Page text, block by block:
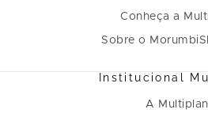
Conheça a
Sobre o
Institucional
A Multiplan